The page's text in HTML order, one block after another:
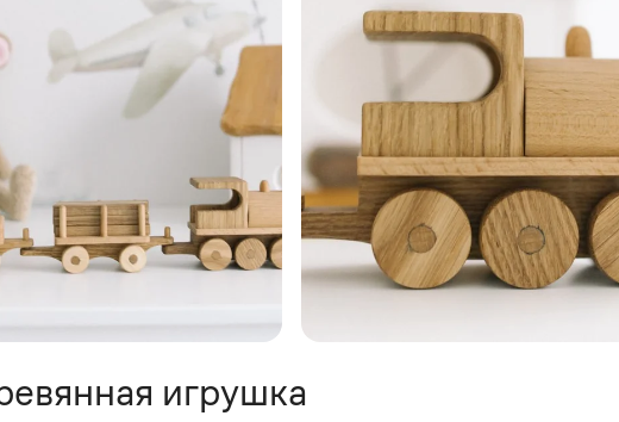
игрушка